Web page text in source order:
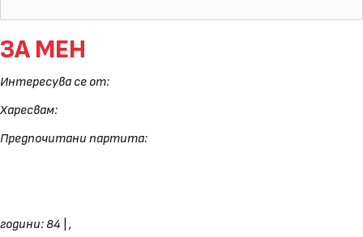
ЗА МЕН
Интересува се от:
Харесвам:
Предпочитани партита:
години: 84 ,